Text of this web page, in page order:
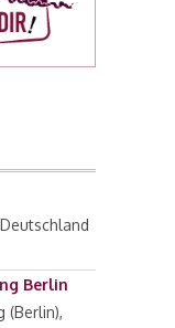
Berlin
(Berlin),